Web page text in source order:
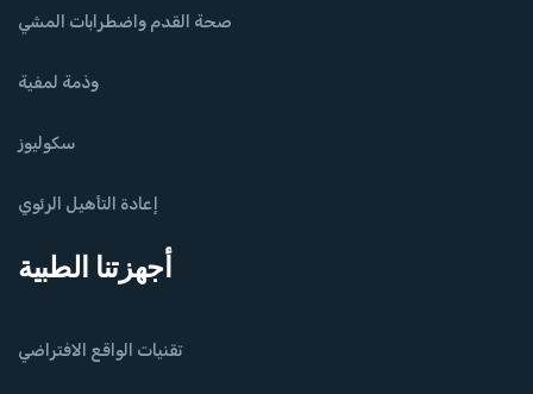
صحة القدم واضطرابات المشي
وذمة لمفية
سكوليوز
إعادة التأهيل الرئوي
أجهزتنا الطبية
تقنيات الواقع الافتراضي